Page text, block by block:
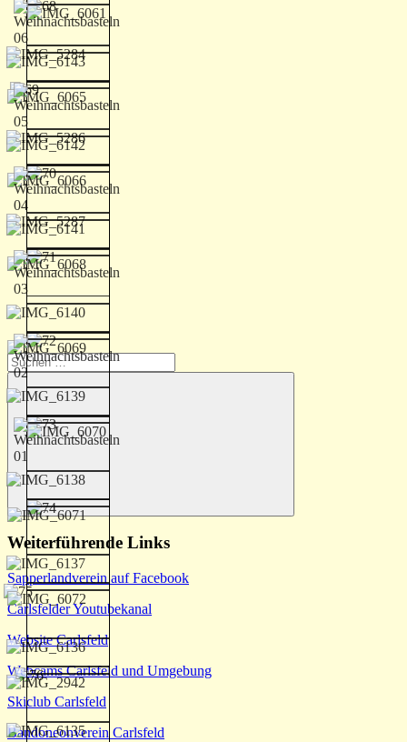
Suchen
nach:
Suchen
Weiterführende Links
Sapperlandverein auf Facebook
Carlsfelder Youtubekanal
Website Carlsfeld
Webcams Carlsfeld und Umgebung
Skiclub Carlsfeld
Bandoneonverein Carlsfeld